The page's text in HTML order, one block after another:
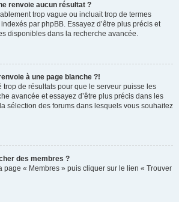
renvoie aucun résultat ?
trop vague ou incluait trop de termes
par phpBB. Essayez d’être plus précis et
disponibles dans la recherche avancée.
à une page blanche ?!
trop de résultats pour que le serveur puisse les
avancée et essayez d’être plus précis dans les
sélection des forums dans lesquels vous souhaitez
des membres ?
page « Membres » puis cliquer sur le lien « Trouver